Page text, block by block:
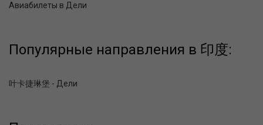
Авиабилеты в Дели
Популярные направления в 印度:
叶卡捷琳堡 - Дели